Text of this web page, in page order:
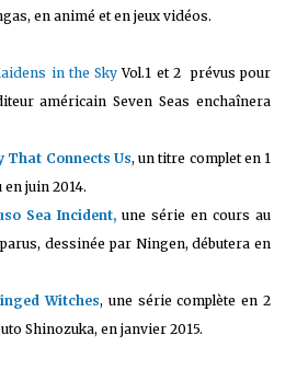
en animé et en jeux vidéos.
in the Sky Vol.1 et 2 prévus pour
américain Seven Seas enchaînera
That Connects Us, un titre complet en 1
juin 2014.
Sea Incident, une série en cours au
dessinée par Ningen, débutera en
Witches, une série complète en 2
Shinozuka, en janvier 2015.